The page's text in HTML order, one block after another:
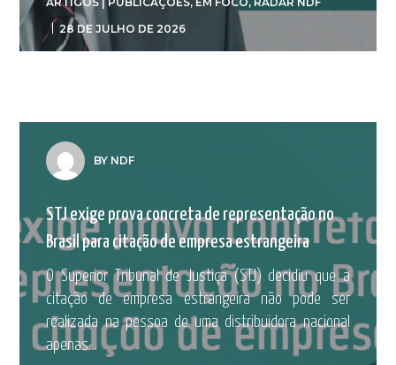
28 DE JULHO DE 2026
BY NDF
STJ exige prova concreta de representação no
Brasil para citação de empresa estrangeira
O Superior Tribunal de Justiça (STJ) decidiu que a
citação de empresa estrangeira não pode ser
realizada na pessoa de uma distribuidora nacional
apenas...